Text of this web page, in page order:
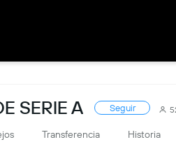
SERIE A Seguir
Transferencia Historia